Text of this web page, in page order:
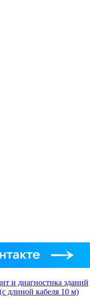
и диагностика зданий
длиной кабеля 10 м)